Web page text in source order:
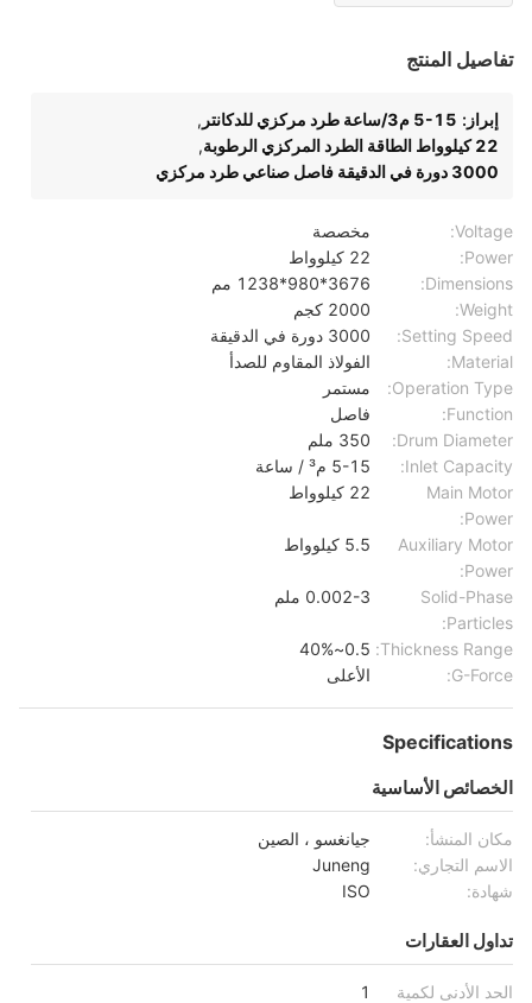
تفاصيل المنتج
إبراز: 5-15 م3/ساعة طرد مركزي للدكانتر
,
22 كيلوواط الطاقة الطرد المركزي الرطوبة
,
3000 دورة في الدقيقة فاصل صناعي طرد مركزي
Voltage:
مخصصة
Power:
22 كيلوواط
Dimensions:
3676*980*1238 مم
Weight:
2000 كجم
Setting Speed:
3000 دورة في الدقيقة
Material:
الفولاذ المقاوم للصدأ
Operation Type:
مستمر
Function:
فاصل
Drum Diameter:
350 ملم
Inlet Capacity:
5-15 م³ / ساعة
Main Motor
Power:
22 كيلوواط
Auxiliary Motor
Power:
5.5 كيلوواط
Solid-Phase
Particles:
0.002-3 ملم
Thickness Range:
0.5~40%
G-Force:
الأعلى
Specifications
الخصائص الأساسية
مكان المنشأ:
جيانغسو ، الصين
الاسم التجاري:
Juneng
شهادة:
ISO
تداول العقارات
الحد الأدنى لكمية
1